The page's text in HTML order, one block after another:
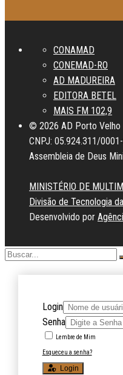
CONAMAD
CONEMAD-RO
AD MADUREIRA
EDITORA BETEL
MAIS FM 102,9
© 2026 AD Porto Velho
CNPJ: 05.924.311/
Assembleia de Deus
MINISTÉRIO DE
Divisão de Tecnologia
Desenvolvido por
Login
Senha
Lembre de Mim
Esqueceu a senha?
Login